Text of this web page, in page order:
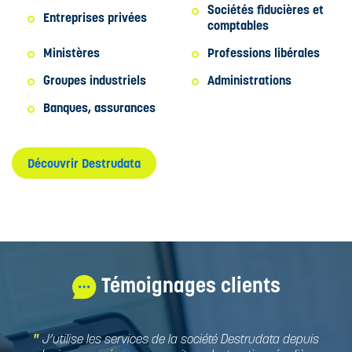
Entreprises privées
Ministères
Groupes industriels
Banques, assurances
Sociétés fiducières et
comptables
Professions libérales
Administrations
Découvrir Destrudata
Témoignages clients
J’utilise les services de la société Destrudata depuis